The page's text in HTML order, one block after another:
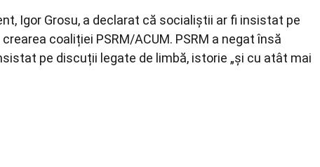
Igor Grosu, a declarat că socialiștii ar fi insistat pe
coaliției PSRM/ACUM. PSRM a negat însă
pe discuții legate de limbă, istorie „și cu atât mai